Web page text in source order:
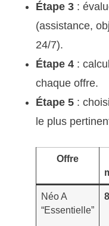
Étape 3 :
(assistance,
24/7).
Étape 4 :
chaque offre.
Étape 5 :
le plus
Offre
Néo A
“Essentielle”